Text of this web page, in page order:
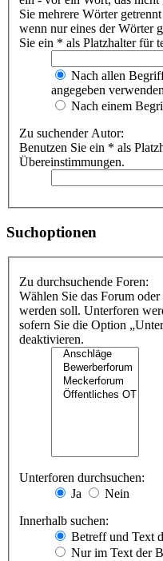
Sie mehrere Wörter
wenn nur eines der Wörter
Sie ein * als Platzhalter für
Nach allen
angegeben verwenden
Nach einem
Zu suchender Autor:
Benutzen Sie ein * als
Übereinstimmungen.
Suchoptionen
Zu durchsuchende Foren:
Wählen Sie das Forum
werden soll. Unterforen
sofern Sie die Option
deaktivieren.
Unterforen durchsuchen:
Ja
Nein
Innerhalb suchen:
Betreff und Text
Nur im Text der